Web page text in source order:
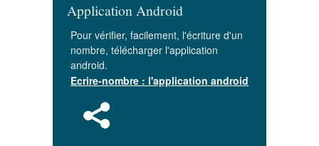
Application Android
Pour vérifier, facilement, l'écriture d'un
nombre, télécharger l'application
android.
Ecrire-nombre : l'application android